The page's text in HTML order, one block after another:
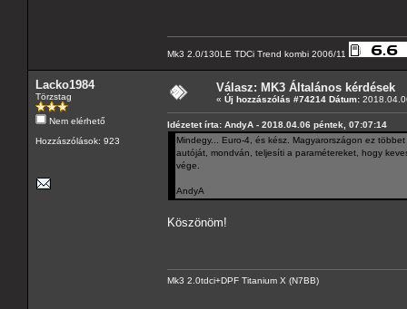
Mk3 2.0/130LE TDCi Trend kombi 2006/11
Lacko1984
Törzstag
Nem elérhető
Hozzászólások: 923
Válasz: MK3 Általános kérdések
« Új hozzászólás #74214 Dátum:
Idézetet írta: AndyA - 2018.04.06 péntek, 07:07:14
Mindegy... Euro-4, és kész. Magyarországon ez
autóját, mondván, teljesíti a paramétereket, hogy
vége.
AndyA
Köszönöm!
Mk3 2.0tdci+DPF Titanium X (N7BB)